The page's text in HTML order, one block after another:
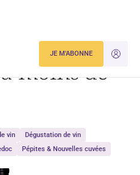
JE
JE M'ABONNE
de 10 €
moins de
vin
Dégustation de vin
Pépites & Nouvelles cuvées